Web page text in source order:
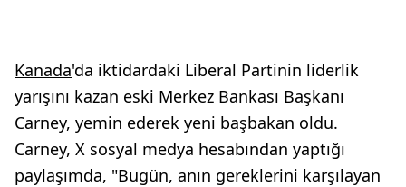
Kanada'da iktidardaki Liberal Partinin liderlik
yarışını kazan eski Merkez Bankası Başkanı
Carney, yemin ederek yeni başbakan oldu.
Carney, X sosyal medya hesabından yaptığı
paylaşımda, "Bugün, anın gereklerini karşılayan